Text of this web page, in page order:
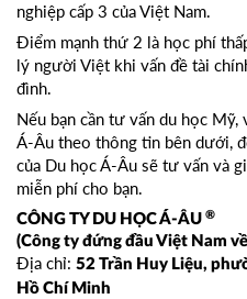
nghiệp cấp 3 của Việt Nam.
Điểm mạnh thứ 2 là học phí
lý người Việt khi vấn đề tài
đình.
Nếu bạn cần tư vấn du học
Á-Âu theo thông tin bên dưới,
của Du học Á-Âu sẽ tư vấn và
miễn phí cho bạn.
CÔNG TY DU HỌC Á-ÂU ®
(Công ty đứng đầu Việt Nam
Địa chỉ: 52 Trần Huy Liệu,
Hồ Chí Minh